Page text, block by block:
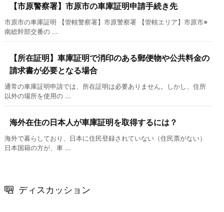
【市原警察署】市原市の車庫証明申請手続き先
市原市の車庫証明 【管轄警察署】市原警察署 【管轄エリア】市原市※
南総幹部交番の ...
【所在証明】車庫証明で消印のある郵便物や公共料金の
請求書が必要となる場合
通常の車庫証明申請では、所在証明は必要ありません。しかし、住所
以外の場所を使用の ...
海外在住の日本人が車庫証明を取得するには？
海外で暮らしており、日本に住民登録されていない（住民票がない）
日本国籍の方が、車 ...
ディスカッション